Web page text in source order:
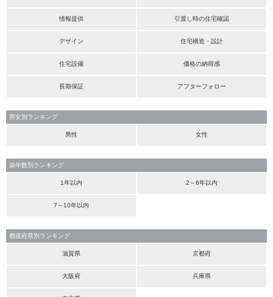
情報提供 引渡し時の住宅確認
デザイン 住宅構造・設計
住宅設備 価格の納得感
長期保証 アフターフォロー
男女別ランキング
男性 女性
築年数別ランキング
1年以内 2～6年以内
7～10年以内
都道府県別ランキング
滋賀県 京都府
大阪府 兵庫県